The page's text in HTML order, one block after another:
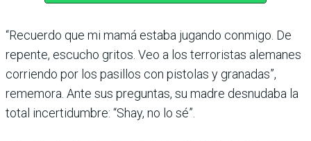
“Recuerdo que mi mamá estaba jugando conmigo. De
repente, escucho gritos. Veo a los terroristas alemanes
corriendo por los pasillos con pistolas y granadas”,
reme­mora. Ante sus preguntas, su madre desnudaba la
total incertidumbre: “Shay, no lo sé”.